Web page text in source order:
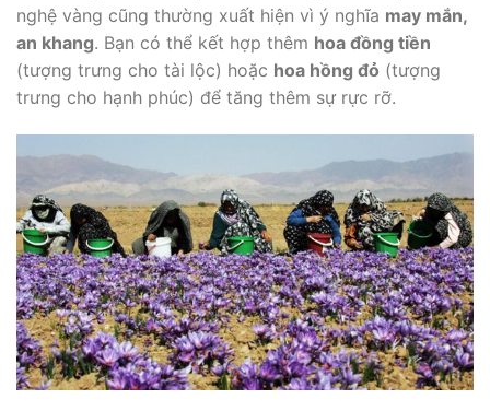
nghệ vàng cũng thường xuất hiện vì ý nghĩa may mắn,
an khang. Bạn có thể kết hợp thêm hoa đồng tiền
(tượng trưng cho tài lộc) hoặc hoa hồng đỏ (tượng
trưng cho hạnh phúc) để tăng thêm sự rực rỡ.